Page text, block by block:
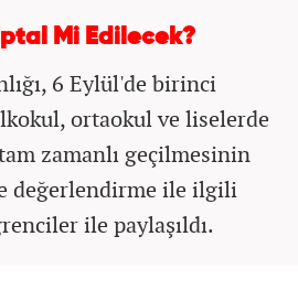
Mi Edilecek?
6 Eylül'de birinci
ortaokul ve liselerde
zamanlı geçilmesinin
değerlendirme ile ilgili
ile paylaşıldı.